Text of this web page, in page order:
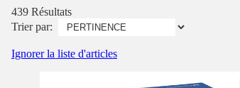
439 Résultats
Trier par:
Ignorer la liste d'articles